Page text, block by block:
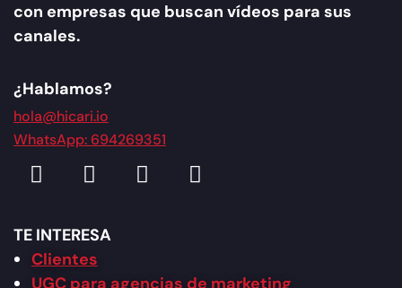
con empresas que buscan vídeos para sus
canales.
¿Hablamos?
hola@hicari.io
WhatsApp: 694269351
TE INTERESA
Clientes